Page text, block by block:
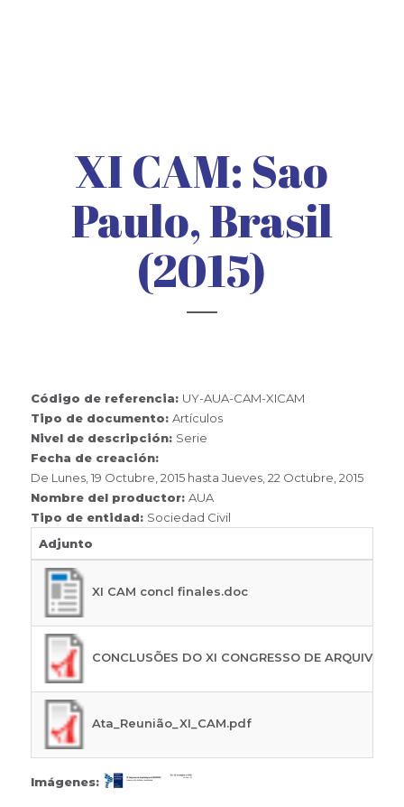
XI CAM: Sao
Paulo, Brasil
(2015)
Código de referencia: UY-AUA-CAM-XICAM
Tipo de documento:Artículos
Nivel de descripción: Serie
Fecha de creación:
De Lunes, 19 Octubre, 2015 hastaJueves, 22 Octubre, 2015
Nombre del productor:AUA
Tipo de entidad: Sociedad Civil
Adjunto
XI CAM concl finales.doc
CONCLUSÕES DO XI CONGRESSO DE
Ata_Reunião_XI_CAM.pdf
Imágenes: